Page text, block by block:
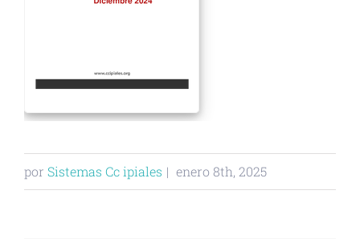
por Sistemas Cc ipiales | enero 8th, 2025